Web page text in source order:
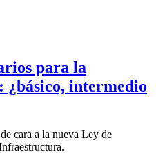
para la
intermedio
cara a la nueva Ley de